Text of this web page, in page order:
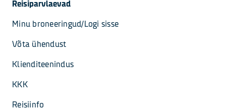
Reisiparvlaevad
Minu broneeringud/Logi sisse
Võta ühendust
Klienditeenindus
KKK
Reisiinfo